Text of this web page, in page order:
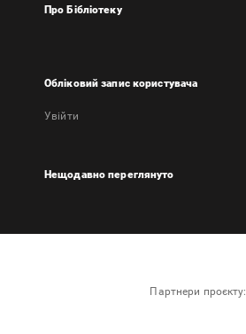
Про Бібліотеку
Обліковий запис користувача
Увійти
Нещодавно переглянуто
Партнери проєкту: